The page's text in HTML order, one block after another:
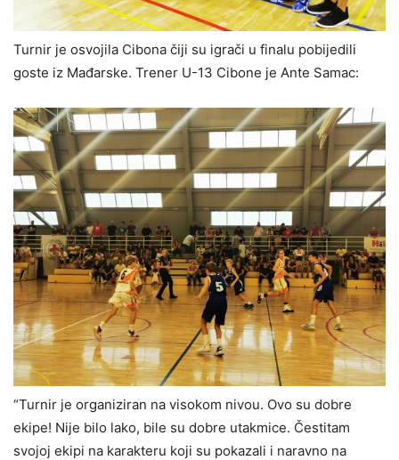
Turnir je osvojila Cibona čiji su igrači u finalu pobijedili
goste iz Mađarske. Trener U-13 Cibone je Ante Samac:
“Turnir je organiziran na visokom nivou. Ovo su dobre
ekipe! Nije bilo lako, bile su dobre utakmice. Čestitam
svojoj ekipi na karakteru koji su pokazali i naravno na